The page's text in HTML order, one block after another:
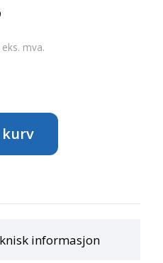
eks. mva.
kurv
informasjon